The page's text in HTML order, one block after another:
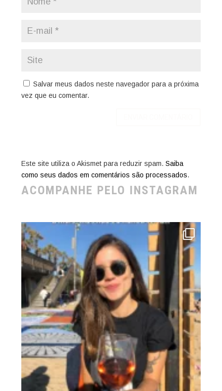
Salvar meus dados neste navegador para a próxima
vez que eu comentar.
Este site utiliza o Akismet para reduzir spam. Saiba
como seus dados em comentários são processados.
ACOMPANHE PELO INSTAGRAM